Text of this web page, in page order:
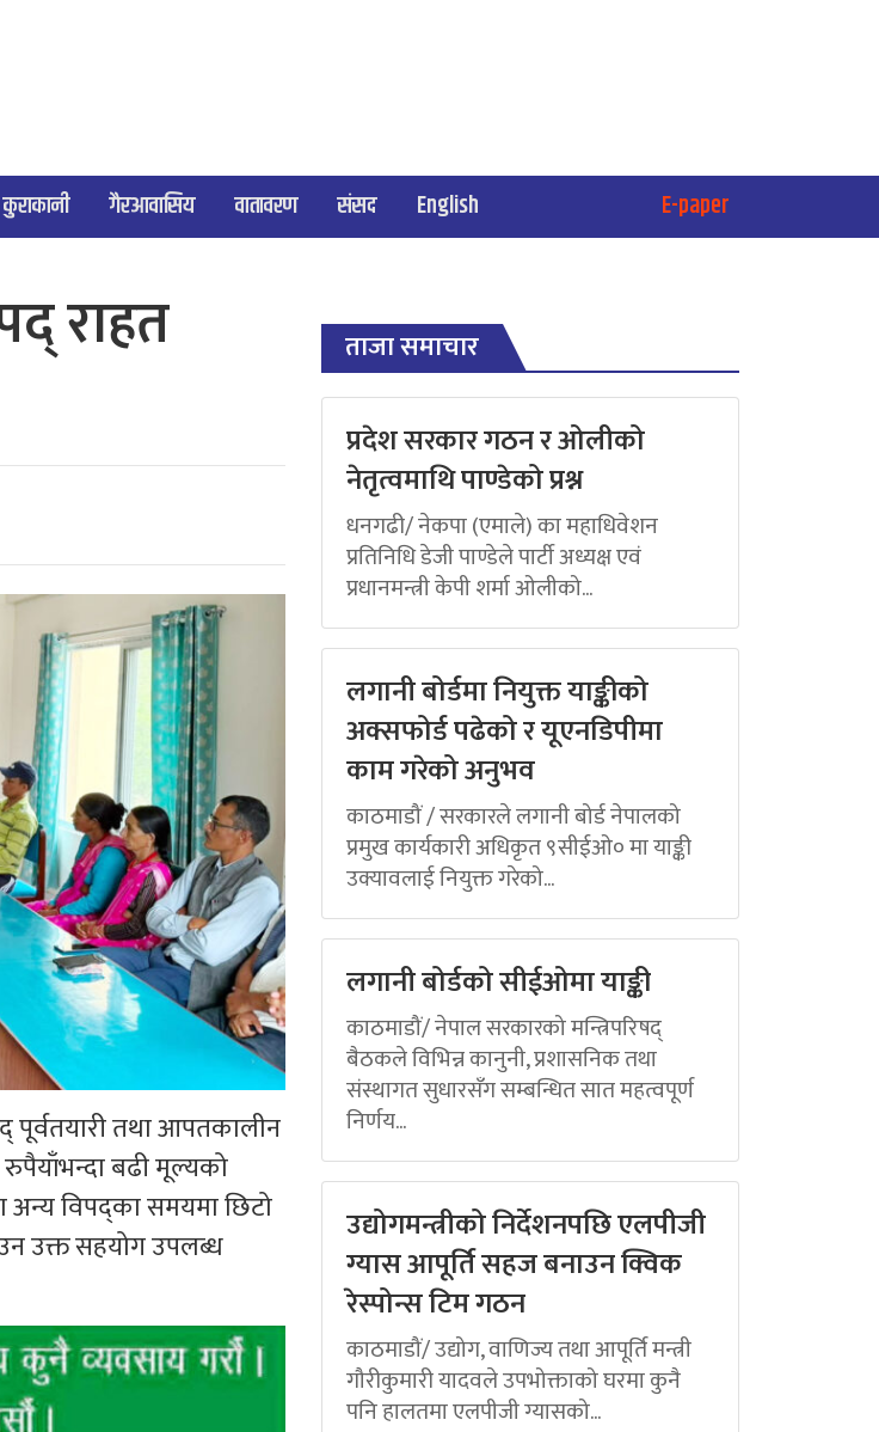
कुराकानी गैरआवासिय वातावरण संसद English E-paper
राहत
पूर्वतयारी तथा आपतकालीन
बढी मूल्यको
अन्य विपद्का समयमा छिटो
उक्त सहयोग उपलब्ध
ताजा समाचार
प्रदेश सरकार गठन र ओलीको
नेतृत्वमाथि पाण्डेको प्रश्न
धनगढी/ नेकपा (एमाले) का महाधिवेशन
प्रतिनिधि डेजी पाण्डेले पार्टी अध्यक्ष एवं
प्रधानमन्त्री केपी शर्मा ओलीको...
लगानी बोर्डमा नियुक्त याङ्कीको
अक्सफोर्ड पढेको र यूएनडिपीमा
काम गरेको अनुभव
काठमाडौं / सरकारले लगानी बोर्ड नेपालको
प्रमुख कार्यकारी अधिकृत ९सीईओ० मा याङ्की
उक्यावलाई नियुक्त गरेको...
लगानी बोर्डको सीईओमा याङ्की
काठमाडौं/ नेपाल सरकारको मन्त्रिपरिषद्
बैठकले विभिन्न कानुनी, प्रशासनिक तथा
संस्थागत सुधारसँग सम्बन्धित सात महत्वपूर्ण
निर्णय...
उद्योगमन्त्रीको निर्देशनपछि एलपीजी
ग्यास आपूर्ति सहज बनाउन क्विक
रेस्पोन्स टिम गठन
काठमाडौं/ उद्योग, वाणिज्य तथा आपूर्ति मन्त्री
गौरीकुमारी यादवले उपभोक्ताको घरमा कुनै
पनि हालतमा एलपीजी ग्यासको...